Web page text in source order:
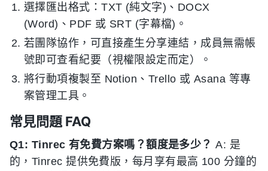
選擇匯出格式：TXT (純文字)、DOCX
(Word)、PDF 或 SRT (字幕檔)。
若團隊協作，可直接產生分享連結，成員無需帳
號即可查看紀要（視權限設定而定）。
將行動項複製至 Notion、Trello 或 Asana 等專
案管理工具。
常見問題 FAQ
Q1: Tinrec 有免費方案嗎？額度是多少？ A: 是
的，Tinrec 提供免費版，每月享有最高 100 分鐘的